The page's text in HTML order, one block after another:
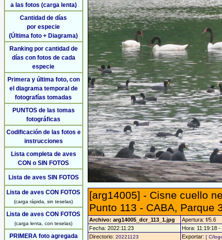
a las fotos (carga lenta)
Cantidad de días
por especie
(Última foto + Diagrama)
Ranking por cantidad de
días con fotos de cada
especie
Primera y última foto, con
el diagrama temporal de
fotografías tomadas
PUNTOS de las tomas
fotográficas
Codificación de las fotos e
instrucciones
Lista completa de aves
CON o SIN FOTOS
Lista de aves SIN FOTOS
Lista de aves CON FOTOS
(carga rápida, sin teselas)
Lista de aves CON FOTOS
(carga lenta, con teselas)
PRIMERA foto agregada
[arg14005] - Cisne cuello
Punto 113 - CABA, Parque
Archivo: arg14005_dcr_113_1.jpg
Apertura: f/5.6
Fecha: 2022:11:23
Hora: 11:19:18
Directorio: 20221123 Exportar: [ C/